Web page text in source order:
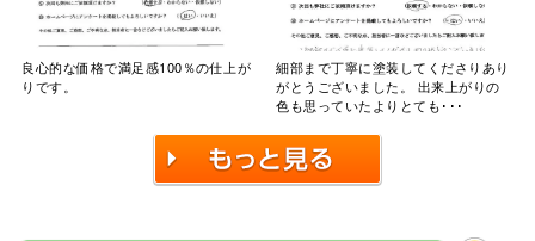
良心的な価格で満足感100％の仕上が
りです。
細部まで丁寧に塗装してくださりあり
がとうございました。 出来上がりの
色も思っていたよりとても･･･